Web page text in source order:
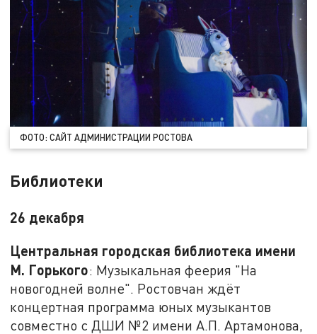
ФОТО: САЙТ АДМИНИСТРАЦИИ РОСТОВА
Библиотеки
26 декабря
Центральная городская библиотека имени
М. Горького: Музыкальная феерия "На
новогодней волне". Ростовчан ждёт
концертная программа юных музыкантов
совместно с ДШИ №2 имени А.П. Артамонова,